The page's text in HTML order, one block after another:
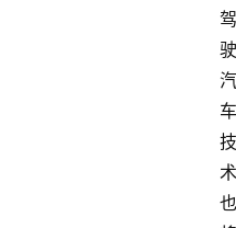
驾
驶
汽
车
技
术
也